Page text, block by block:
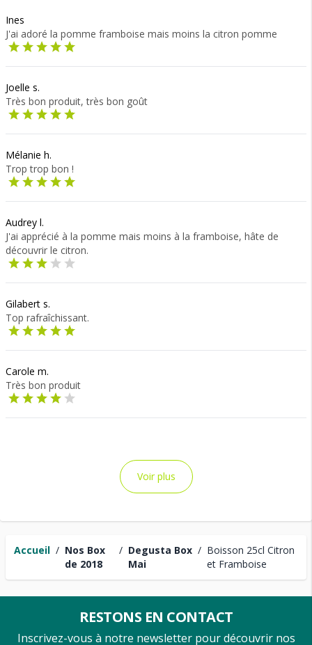
Accueil / Nos Box
de 2018
/ Degusta Box
Mai
/ Boisson 25cl Citron
et Framboise
Ines
J'ai adoré la pomme framboise mais moins la citron pomme
Joelle s.
Très bon produit, très bon goût
Mélanie h.
Trop trop bon !
Audrey l.
J'ai apprécié à la pomme mais moins à la framboise, hâte de
découvrir le citron.
Gilabert s.
Top rafraîchissant.
Carole m.
Très bon produit
Voir plus
RESTONS EN CONTACT
Inscrivez-vous à notre newsletter pour découvrir nos